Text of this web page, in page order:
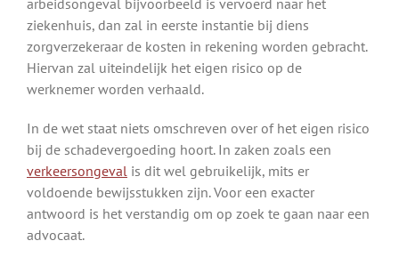
arbeidsongeval bijvoorbeeld is vervoerd naar het
ziekenhuis, dan zal in eerste instantie bij diens
zorgverzekeraar de kosten in rekening worden gebracht.
Hiervan zal uiteindelijk het eigen risico op de
werknemer worden verhaald.
In de wet staat niets omschreven over of het eigen risico
bij de schadevergoeding hoort. In zaken zoals een
verkeersongeval is dit wel gebruikelijk, mits er
voldoende bewijsstukken zijn. Voor een exacter
antwoord is het verstandig om op zoek te gaan naar een
advocaat.